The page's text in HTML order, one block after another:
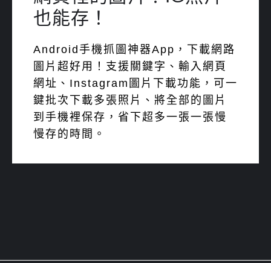
也能存！
Android手機抓圖神器App，下載網路
圖片超好用！支援關鍵字、輸入網頁
網址、Instagram圖片下載功能，可一
鍵批次下載多張照片、將全部的圖片
到手機裡保存，省下超多一張一張慢
慢存的時間。